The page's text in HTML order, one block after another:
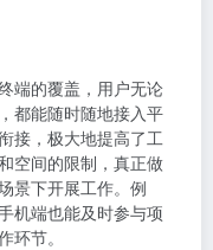
端的覆盖，用户无论
都能随时随地接入平
接，极大地提高了工
空间的限制，真正做
景下开展工作。例
机端也能及时参与项
环节。